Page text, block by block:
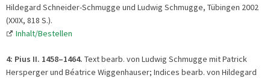
Hildegard Schneider-Schmugge und Ludwig Schmugge, Tübingen 2002
(XXIX, 818 S.).
Inhalt/Bestellen
4: Pius II. 1458–1464. Text bearb. von Ludwig Schmugge mit Patrick
Hersperger und Béatrice Wiggenhauser; Indices bearb. von Hildegard